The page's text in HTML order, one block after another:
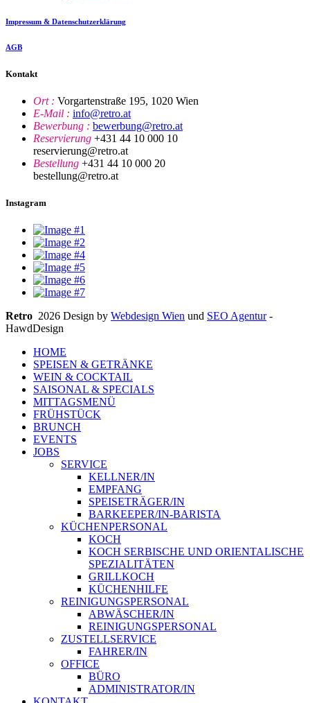
Impressum & Datenschutzerklärung
AGB
Kontakt
Ort : Vorgartenstraße 195, 1020 Wien
E-Mail : info@retro.at
Bewerbung : bewerbung@retro.at
Reservierung +431 44 10 000 10
reservierung@retro.at
Bestellung +431 44 10 000 20
bestellung@retro.at
Instagram
Retro 2026 Design by Webdesign Wien und SEO Agentur-
HawdDesign
HOME
SPEISEN & GETRÄNKE
WEIN & COCKTAIL
SAISONAL & SPECIALS
MITTAGSMENÜ
FRÜHSTÜCK
BRUNCH
EVENTS
JOBS
SERVICE
KELLNER/IN
EMPFANG
SPEISETRÄGER/IN
BARKEEPER/IN-BARISTA
KÜCHENPERSONAL
KOCH
KOCH SERBISCHE UND ORIENTALISCHE
SPEZIALITÄTEN
GRILLKOCH
KÜCHENHILFE
REINIGUNGSPERSONAL
ABWÄSCHER/IN
REINIGUNGSPERSONAL
ZUSTELLSERVICE
FAHRER/IN
OFFICE
BÜRO
ADMINISTRATOR/IN